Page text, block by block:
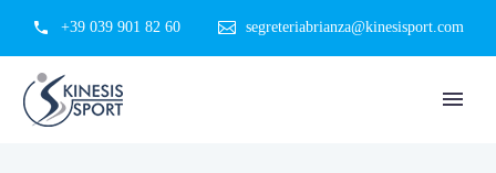
+39 039 901 82 60 segreteriabrianza@kinesisport.com